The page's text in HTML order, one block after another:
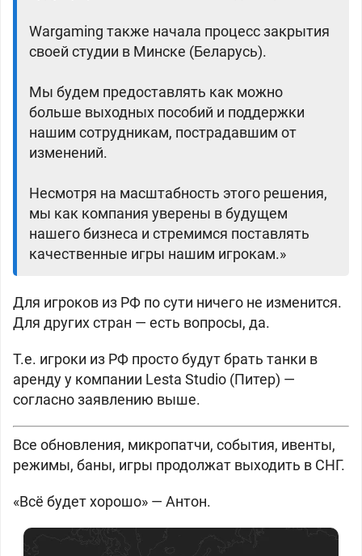
Wargaming также начала процесс закрытия
своей студии в Минске (Беларусь).
Мы будем предоставлять как можно
больше выходных пособий и поддержки
нашим сотрудникам, пострадавшим от
изменений.
Несмотря на масштабность этого решения,
мы как компания уверены в будущем
нашего бизнеса и стремимся поставлять
качественные игры нашим игрокам.»
Для игроков из РФ по сути ничего не изменится.
Для других стран — есть вопросы, да.
Т.е. игроки из РФ просто будут брать танки в
аренду у компании Lesta Studio (Питер) —
согласно заявлению выше.
Все обновления, микропатчи, события, ивенты,
режимы, баны, игры продолжат выходить в СНГ.
«Всё будет хорошо» — Антон.